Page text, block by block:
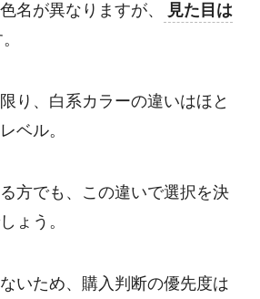
名が異なりますが、
見た目は
り、白系カラーの違いはほと
ベル。
方でも、この違いで選択を決
ょう。
いため、購入判断の優先度は